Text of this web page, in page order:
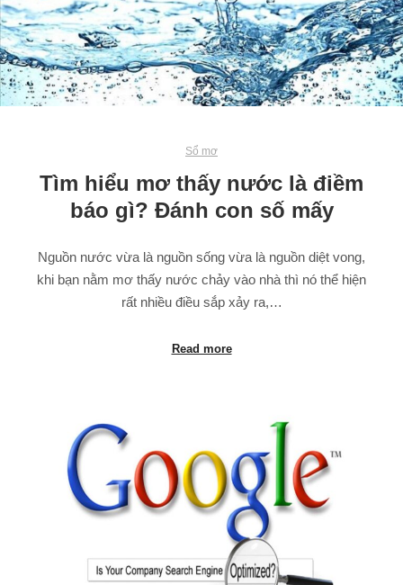
Sổ mơ
Tìm hiểu mơ thấy nước là điềm
báo gì? Đánh con số mấy
Nguồn nước vừa là nguồn sống vừa là nguồn diệt vong,
khi bạn nằm mơ thấy nước chảy vào nhà thì nó thể hiện
rất nhiều điều sắp xảy ra,…
Read more